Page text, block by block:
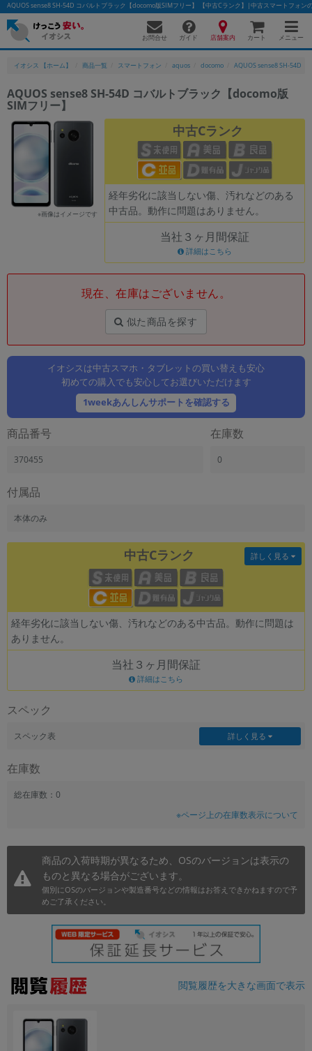
AQUOS sense8 SH-54D コバルトブラック【docomo版SIMフリー】 【中古Cランク】|中古スマートフォン
お問合せ ガイド 店舗案内 カート メニュー
イオシス 【ホーム】 商品一覧 スマートフォン aquos docomo AQUOS sense8 SH-54D
AQUOS sense8 SH-54D コバルトブラック【docomo版
SIMフリー】
※画像はイメージです
中古Cランク
経年劣化に該当しない傷、汚れなどのある
中古品。動作に問題はありません。
当社３ヶ月間保証
詳細はこちら
現在、在庫はございません。
似た商品を探す
イオシスは中古スマホ・タブレットの買い替えも安心
初めての購入でも安心してお選びいただけます
1weekあんしんサポートを確認する
商品番号
370455
在庫数
0
付属品
本体のみ
中古Cランク
経年劣化に該当しない傷、汚れなどのある中古品。動作に問題は
ありません。
詳しく見る
当社３ヶ月間保証
詳細はこちら
スペック
スペック表 詳しく見る
在庫数
総在庫数：0
※ページ上の在庫数表示について
商品の入荷時期が異なるため、OSのバージョンは表示の
ものと異なる場合がございます。
個別にOSのバージョンや製造番号などの情報はお答えできかねますので予
めご了承ください。
閲覧履歴を大きな画面で表示
かんたんパソコン検索に切り替える
フリーワード
除外ワード
人気の検索ワード： Let's note EliteBookMacBook
「スマートフォン」「タブレット」など
製造、販売メーカーの絞り込み
「Apple」「SONY」「SHARP」など
商品の搭載機能による絞り込み
ドライブ
ドライブの絞り込み
ランク
商品状態の絞り込み
メモリ
モニタサイズ
価格
円
発売日
月 から
年 月 まで
各項目のチェックボックスは「or検索」となります。